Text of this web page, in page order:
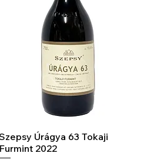
Úrágya 63 Tokaji
Furmint 2022